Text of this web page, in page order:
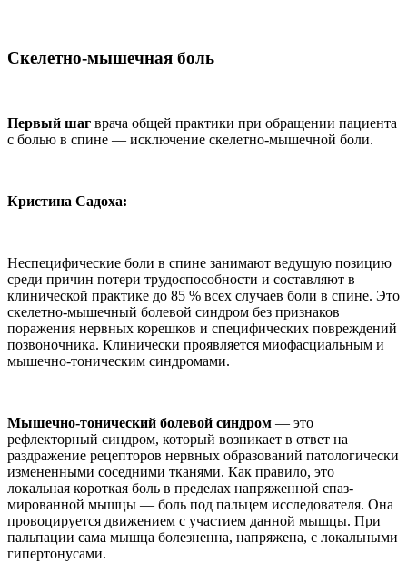
Скелетно-мышечная боль
Первый шаг врача общей прак­тики при обращении пациента
с бо­лью в спине — исключение скелет­но-мышечной боли.
Кристина Садоха:
Неспецифические боли в спи­не занимают ведущую позицию
среди причин потери трудоспособности и со­ставляют в
клинической практике до 85 % всех случаев боли в спине. Это
ске­летно-мышечный болевой синдром без признаков
поражения нервных корешков и специфических повре­ждений
позвоночника. Клинически проявляется миофасциальным и
мы­шечно-тоническим синдромами.
Мышечно-тонический болевой синдром — это
рефлекторный син­дром, который возникает в ответ на
раздражение рецепторов нервных образований патологически
изме­ненными соседними тканями. Как правило, это
локальная короткая боль в пределах напряженной спаз­
мированной мышцы — боль под пальцем исследователя. Она
про­воцируется движением с участи­ем данной мышцы. При
пальпации сама мышца болезненна, напряже­на, с локальными
гипертонусами.